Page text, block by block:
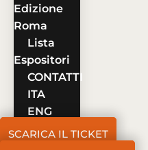
Edizione
Roma
Lista
Espositori
CONTATTI
ITA
ENG
SCARICA IL TICKET